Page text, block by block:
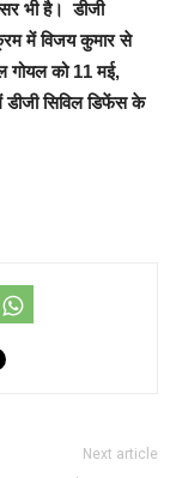
भी है। डीजी
में विजय कुमार से
गोयल को 11 मई,
डीजी सिविल डिफेंस के
Next article